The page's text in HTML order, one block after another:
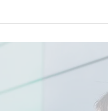
必要となりました『オンラ